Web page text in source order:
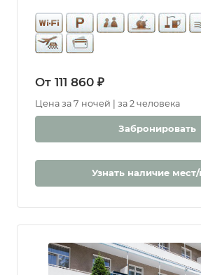
Бювет
Бассейн
Открытый
водой
От 111 860 ₽
Цена за 7 ночей | за 2 человека
Забронировать
Узнать наличие